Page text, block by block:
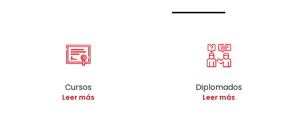
Cursos
Leer más
Diplomados
Leer más